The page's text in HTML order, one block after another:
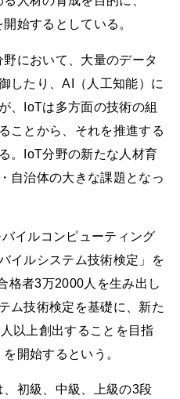
始するとしている。
において、大量のデータ
したり、AI（人工知能）に
、IoTは多方面の技術の組
ことから、それを推進する
。IoT分野の新たな人材育
自治体の大きな課題となっ
イルコンピューティング
イルシステム技術検定」を
格者3万2000人を生み出し
ム技術検定を基礎に、新た
以上創出することを目指
開始するという。
、初級、中級、上級の3段